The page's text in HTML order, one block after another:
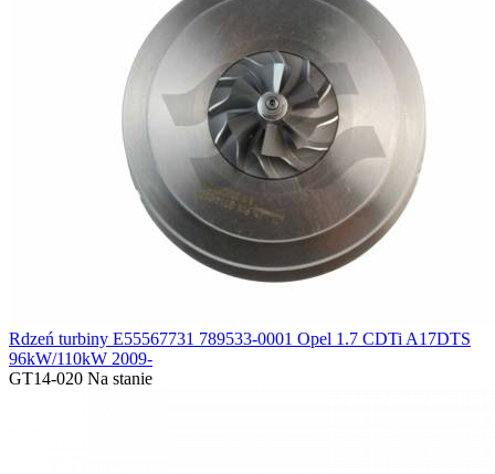
Rdzeń turbiny E55567731 789533-0001 Opel 1.7 CDTi A17DTS
96kW/110kW 2009-
GT14-020 Na stanie